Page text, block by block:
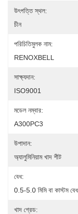
উৎপত্তি স্থল:
চীন
পরিচিতিমুলক নাম:
RENOXBELL
সাক্ষ্যদান:
ISO9001
মডেল নম্বার:
A300PC3
উপাদান:
অ্যালুমিনিয়াম খাদ শীট
বেধ:
0.5-5.0 মিমি বা কাস্টম বেধ
খাদ গ্রেড: